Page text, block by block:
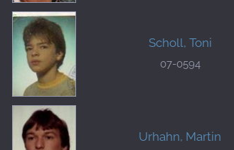
Scholl, Toni
07-0594
Urhahn, Martin